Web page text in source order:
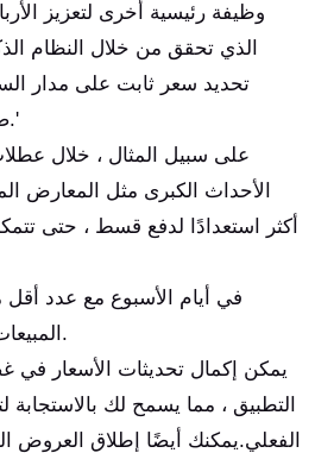
وظيفة رئيسية أخرى لتعزيز
الذي تحقق من خلال النظام
تحديد سعر ثابت على مدار
ضبطه بمرونة وفقًا للطلب.'
على سبيل المثال ، خلال
الأحداث الكبرى مثل المعارض
أكثر استعدادًا لدفع قسط ، حتى
في أيام الأسبوع مع عدد أقل
المبيعات من خلال خفض الأسعار.
يمكن إكمال تحديثات الأسعار في
التطبيق ، مما يسمح لك
الفعلي.يمكنك أيضًا إطلاق العروض